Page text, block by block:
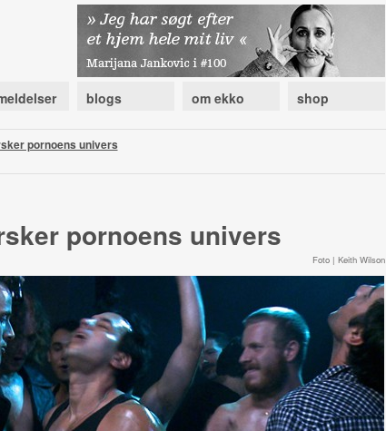
blogs om ekko shop
pornoens univers
pornoens univers
Foto | Keith Wilson